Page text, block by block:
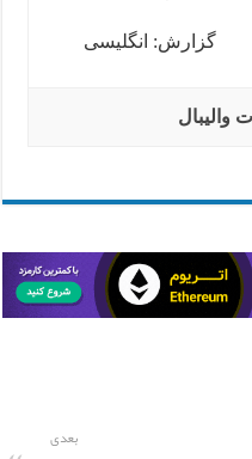
گزارش: انگلیسی
والیبال
بعدی